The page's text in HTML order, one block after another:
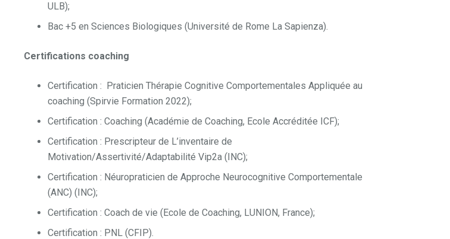
ULB);
Bac +5 en Sciences Biologiques (Université de Rome La Sapienza).
Certifications coaching
Certification : Praticien Thérapie Cognitive Comportementales Appliquée au
coaching (Spirvie Formation 2022);
Certification : Coaching (Académie de Coaching, Ecole Accréditée ICF);
Certification : Prescripteur de L’inventaire de
Motivation/Assertivité/Adaptabilité Vip2a (INC);
Certification : Néuropraticien de Approche Neurocognitive Comportementale
(ANC) (INC);
Certification : Coach de vie (Ecole de Coaching, LUNION, France);
Certification : PNL (CFIP).